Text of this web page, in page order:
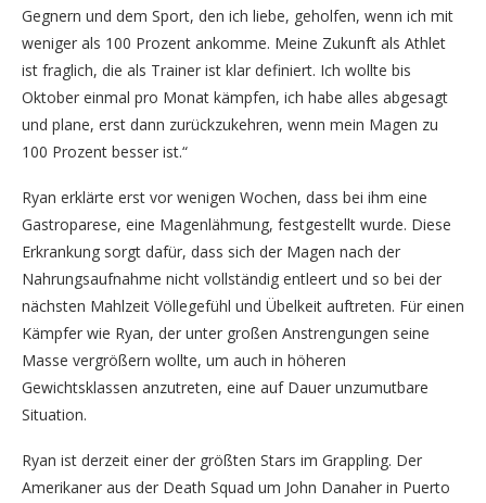
Gegnern und dem Sport, den ich liebe, geholfen, wenn ich mit
weniger als 100 Prozent ankomme. Meine Zukunft als Athlet
ist fraglich, die als Trainer ist klar definiert. Ich wollte bis
Oktober einmal pro Monat kämpfen, ich habe alles abgesagt
und plane, erst dann zurückzukehren, wenn mein Magen zu
100 Prozent besser ist.“
Ryan erklärte erst vor wenigen Wochen, dass bei ihm eine
Gastroparese, eine Magenlähmung, festgestellt wurde. Diese
Erkrankung sorgt dafür, dass sich der Magen nach der
Nahrungsaufnahme nicht vollständig entleert und so bei der
nächsten Mahlzeit Völlegefühl und Übelkeit auftreten. Für einen
Kämpfer wie Ryan, der unter großen Anstrengungen seine
Masse vergrößern wollte, um auch in höheren
Gewichtsklassen anzutreten, eine auf Dauer unzumutbare
Situation.
Ryan ist derzeit einer der größten Stars im Grappling. Der
Amerikaner aus der Death Squad um John Danaher in Puerto